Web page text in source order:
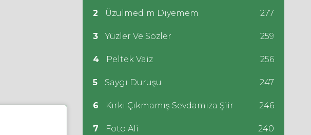
2 Üzülmedim Diyemem 277
3 Yüzler Ve Sözler 259
4 Peltek Vaiz 256
5 Saygı Duruşu 247
6 Kırkı Çıkmamış Sevdamıza Şiir 246
7 Foto Ali 240